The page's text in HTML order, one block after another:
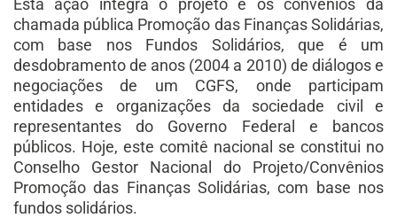
Esta ação integra o projeto e os convênios da
chamada pública Promoção das Finanças Solidárias,
com base nos Fundos Solidários, que é um
desdobramento de anos (2004 a 2010) de diálogos e
negociações de um CGFS, onde participam
entidades e organizações da sociedade civil e
representantes do Governo Federal e bancos
públicos. Hoje, este comitê nacional se constitui no
Conselho Gestor Nacional do Projeto/Convênios
Promoção das Finanças Solidárias, com base nos
fundos solidários.